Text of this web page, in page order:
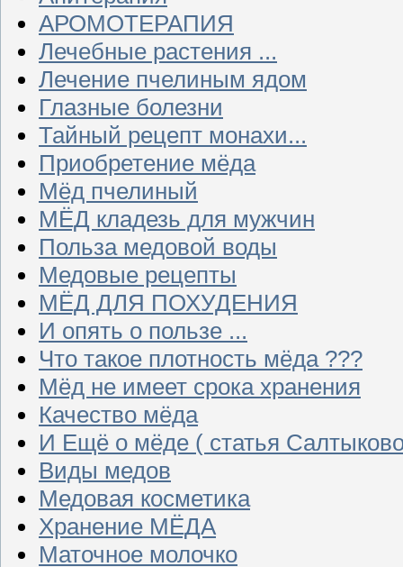
АРОМОТЕРАПИЯ
Лечебные растения ...
Лечение пчелиным ядом
Глазные болезни
Тайный рецепт монахи...
Приобретение мёда
Мёд пчелиный
МЁД кладезь для мужчин
Польза медовой воды
Медовые рецепты
МЁД ДЛЯ ПОХУДЕНИЯ
И опять о пользе ...
Что такое плотность мёда ???
Мёд не имеет срока хранения
Качество мёда
И Ещё о мёде ( статья
Виды медов
Медовая косметика
Хранение МЁДА
Маточное молочко